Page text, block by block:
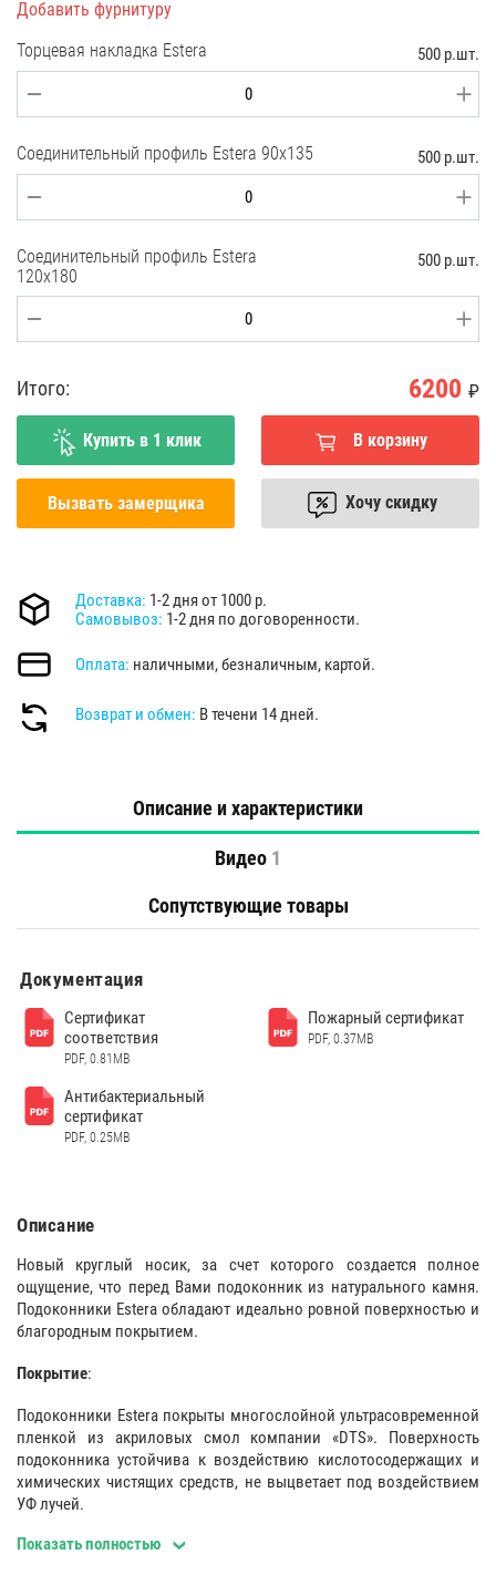
Добавить фурнитуру
Торцевая накладка Estera
500 р.шт.
Соединительный профиль Estera 90x135 500 р.шт.
Соединительный профиль Estera
120x180
500 р.шт.
Итого: 6200 ₽
Купить в 1 клик В корзину
Вызвать замерщика Хочу скидку
Доставка: 1-2 дня от 1000 р.
Самовывоз: 1-2 дня по договоренности.
Оплата: наличными, безналичным, картой.
Возврат и обмен: В течени 14 дней.
Описание и характеристики
Видео 1
Сопутствующие товары
Документация
Сертификат
соответствия
PDF, 0.81MB
Пожарный сертификат
PDF, 0.37MB
Антибактериальный
сертификат
PDF, 0.25MB
Описание
Новый круглый носик, за счет которого создается полное
ощущение, что перед Вами подоконник из натурального камня.
Подоконники Estera обладают идеально ровной поверхностью и
благородным покрытием.
Покрытие:
Подоконники Estera покрыты многослойной ультрасовременной
пленкой из акриловых смол компании «DTS». Поверхность
подоконника устойчива к воздействию кислотосодержащих и
химических чистящих средств, не выцветает под воздействием
УФ лучей.
Данная пленка в 6 - 8 раз превышает стойкость в сравнении с ПВХ
Показать полностью